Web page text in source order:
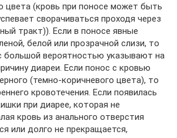
цвета (кровь при поносе может быть
сворачиваться проходя через
тракт)). Если в поносе явные
белой или прозрачной слизи, то
большой вероятностью указывают на
диареи. Если понос с кровью
(темно-коричневого цвета), то
кровотечения. Если появилась
при диарее, которая не
кровь из анального отверстия
или долго не прекращается,